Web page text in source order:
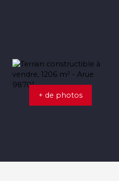
+ de photos